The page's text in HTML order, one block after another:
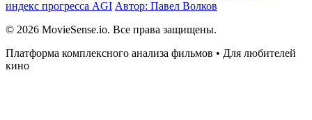
индекс прогресса AGI Автор: Павел Волков
© 2026 MovieSense.io. Все права защищены.
Платформа комплексного анализа фильмов • Для любителей
кино